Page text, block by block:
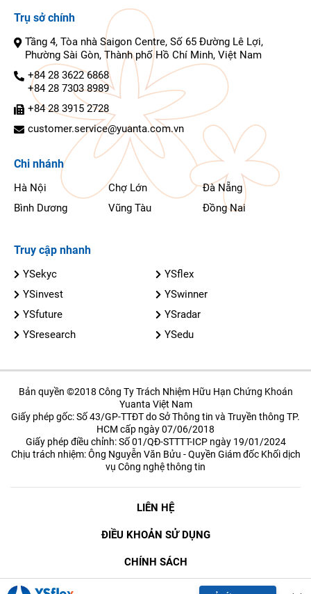
Trụ sở chính
Tầng 4, Tòa nhà Saigon Centre, Số 65 Đường Lê Lợi,
Phường Sài Gòn, Thành phố Hồ Chí Minh, Việt Nam
+84 28 3622 6868
+84 28 7303 8989
+84 28 3915 2728
customer.service@yuanta.com.vn
Chi nhánh
Hà Nội Chợ Lớn
Đà Nẵng
Bình Dương
Vũng Tàu Đồng Nai
Truy cập nhanh
YSekyc
YSflex
YSinvest
YSwinner
YSfuture
YSradar
YSresearch
YSedu
Bản quyền ©2018 Công Ty Trách Nhiệm Hữu Hạn Chứng Khoán
Yuanta Việt Nam
Giấy phép gốc: Số 43/GP-TTĐT do Sở Thông tin và Truyền thông TP.
HCM cấp ngày 07/06/2018
Giấy phép điều chỉnh: Số 01/QĐ-STTTT-ICP ngày 19/01/2024
Chịu trách nhiệm: Ông Nguyễn Văn Bửu - Quyền Giám đốc Khối dịch
vụ Công nghệ thông tin
LIÊN HỆ
ĐIỀU KHOẢN SỬ DỤNG
CHÍNH SÁCH